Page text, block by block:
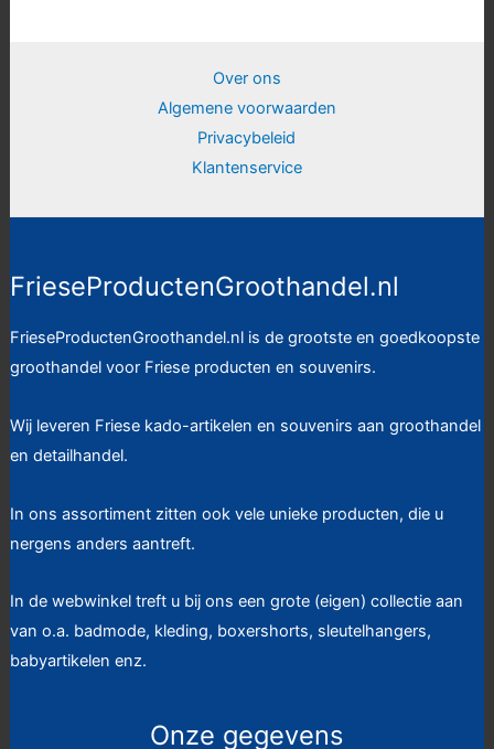
Over ons
Algemene voorwaarden
Privacybeleid
Klantenservice
FrieseProductenGroothandel.nl
FrieseProductenGroothandel.nl is de grootste en goedkoopste
groothandel voor Friese producten en souvenirs.
Wij leveren Friese kado-artikelen en souvenirs aan groothandel
en detailhandel.
In ons assortiment zitten ook vele unieke producten, die u
nergens anders aantreft.
In de webwinkel treft u bij ons een grote (eigen) collectie aan
van o.a. badmode, kleding, boxershorts, sleutelhangers,
babyartikelen enz.
Onze gegevens